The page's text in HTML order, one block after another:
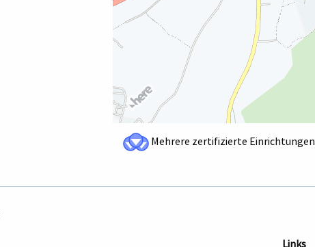
Mehrere zertifizierte Einrichtungen
Links